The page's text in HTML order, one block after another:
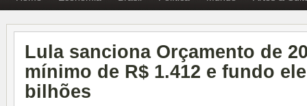
Lula sanciona Orçamento de
mínimo de R$ 1.412 e fundo
bilhões